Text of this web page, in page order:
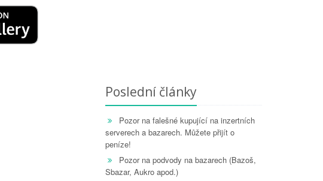
Poslední články
Pozor na falešné kupující na inzertních
serverech a bazarech. Můžete přijít o
peníze!
Pozor na podvody na bazarech (Bazoš,
Sbazar, Aukro apod.)